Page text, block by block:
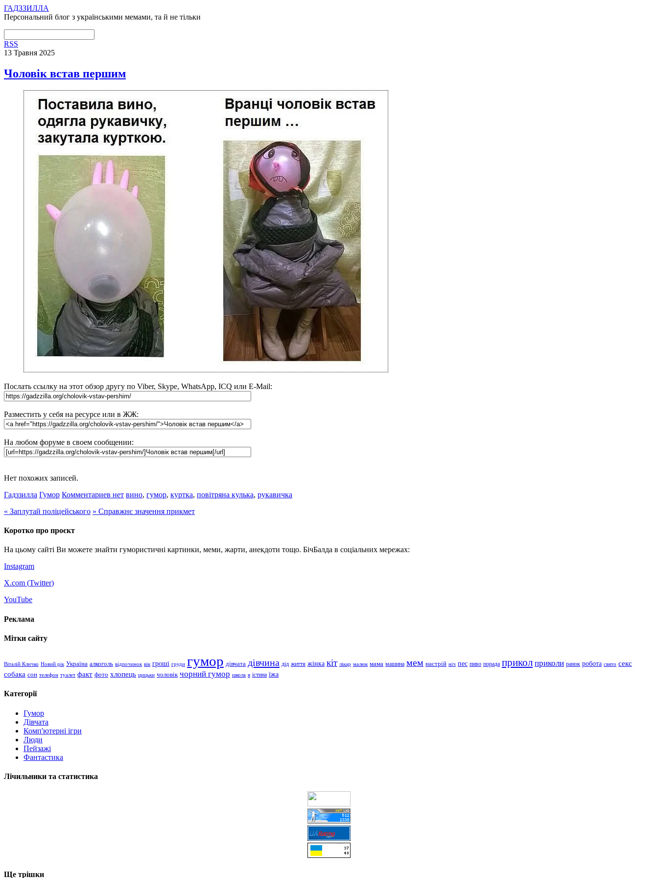
ГАДЗЗИЛЛА
Персональний блог з українськими мемами, та й не тільки
RSS
13 Травня 2025
Чоловік встав першим
Послать ссылку на этот обзор другу по Viber, Skype, WhatsApp, ICQ или E-Mail:
Разместить у себя на ресурсе или в ЖЖ:
На любом форуме в своем сообщении:
Нет похожих записей.
Гадззилла Гумор Комментариев нет вино, гумор, куртка, повітряна кулька, рукавичка
« Заплутай поліцейського » Справжнє значення прикмет
Коротко про проєкт
На цьому сайті Ви можете знайти гумористичні картинки, меми, жарти, анекдоти тощо. БічБалда в соціальних мережах:
Instagram
X.com (Twitter)
YouTube
Реклама
Мітки сайту
Віталій Кличко Новий рік Україна алкоголь відпочинок вік гроші груди гумор дівчата дівчина дід життя жінка кіт лікар малюк мама машина мем настрій ніч пес пиво порада прикол приколи ранок робота свято секс
собака сон телефон туалет факт фото хлопець цицьки чоловік чорний гумор школа я істина їжа
Категорії
Гумор
Дівчата
Комп'ютерні ігри
Люди
Пейзажі
Фантастика
Лічильники та статистика
Ще трішки